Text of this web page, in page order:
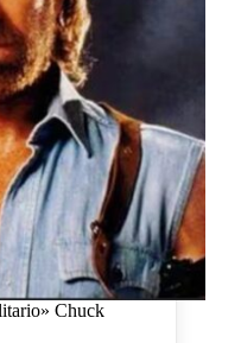
Chuck